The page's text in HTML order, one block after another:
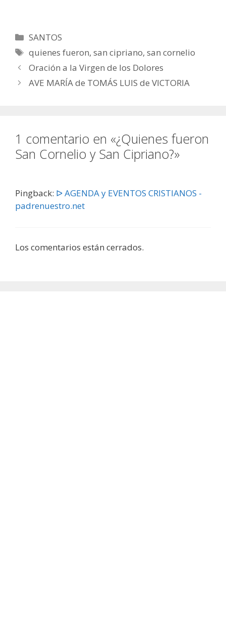
Categorías
SANTOS
Etiquetas
quienes fueron,san cipriano,san cornelio
Oración a la Virgen de los Dolores
AVE MARÍA de TOMÁS LUIS de VICTORIA
1 comentario en «¿Quienes fueron
San Cornelio y San Cipriano?»
Pingback: ᐅ AGENDA y EVENTOS CRISTIANOS -
padrenuestro.net
Los comentarios están cerrados.